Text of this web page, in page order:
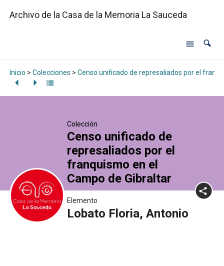
Archivo de la Casa de la Memoria La Sauceda
Inicio > Colecciones > Censo unificado de represaliados por el
Colección
Censo unificado de
represaliados por el
franquismo en el
Campo de Gibraltar
Elemento
Lobato Floria, Antonio